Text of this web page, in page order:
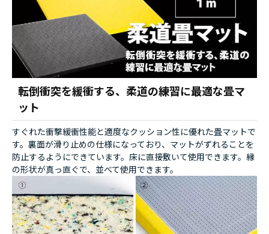
転倒衝突を緩衝する、柔道の練習に最適な畳マ
ット
すぐれた衝撃緩衝性能と適度なクッション性に優れた畳マットで
す。裏面が滑り止めの仕様になっており、マットがずれることを
防止するようにできています。床に直接敷いて使用できます。縁
の形状が真っ直ぐで、並べて使用できます。